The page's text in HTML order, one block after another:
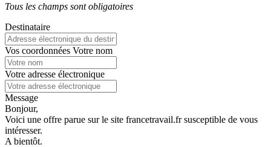
Tous les champs sont obligatoires
Destinataire
Vos coordonnées Votre nom
Votre adresse électronique
Message
Bonjour,
Voici une offre parue sur le site francetravail.fr susceptible de vous
intéresser.
A bientôt.